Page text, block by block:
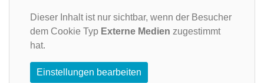
Dieser Inhalt ist nur sichtbar, wenn der Besucher
dem Cookie Typ Externe Medien zugestimmt
hat.
Einstellungen bearbeiten